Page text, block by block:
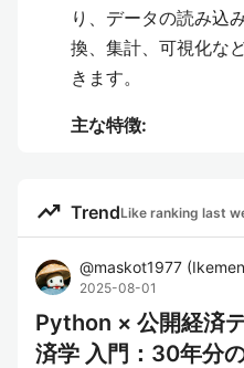
り、データの読み込
換、集計、可視化な
きます。
主な特徴:
構造で、行と列
操作可能。SQL
可能。
データの読み書き
ータベース、
まな形式のデー
trending_up TrendLike ranking last
@maskot1977 (
2025-08-01
Python × 公開経済
済学 入門：30年分